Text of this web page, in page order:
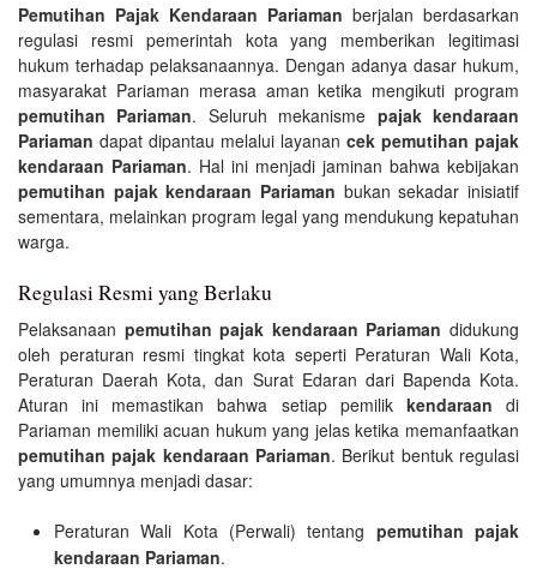
Pemutihan Pajak Kendaraan Pariaman berjalan berdasarkan
regulasi resmi pemerintah kota yang memberikan legitimasi
hukum terhadap pelaksanaannya. Dengan adanya dasar hukum,
masyarakat Pariaman merasa aman ketika mengikuti program
pemutihan Pariaman. Seluruh mekanisme pajak kendaraan
Pariaman dapat dipantau melalui layanan cek pemutihan pajak
kendaraan Pariaman. Hal ini menjadi jaminan bahwa kebijakan
pemutihan pajak kendaraan Pariaman bukan sekadar inisiatif
sementara, melainkan program legal yang mendukung kepatuhan
warga.
Regulasi Resmi yang Berlaku
Pelaksanaan pemutihan pajak kendaraan Pariaman didukung
oleh peraturan resmi tingkat kota seperti Peraturan Wali Kota,
Peraturan Daerah Kota, dan Surat Edaran dari Bapenda Kota.
Aturan ini memastikan bahwa setiap pemilik kendaraan di
Pariaman memiliki acuan hukum yang jelas ketika memanfaatkan
pemutihan pajak kendaraan Pariaman. Berikut bentuk regulasi
yang umumnya menjadi dasar:
Peraturan Wali Kota (Perwali) tentang pemutihan pajak
kendaraan Pariaman.